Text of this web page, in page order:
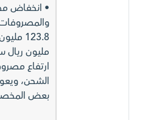
• انخفاض
والمصروفات
مليون
ارتفاع
الشحن،
بعض